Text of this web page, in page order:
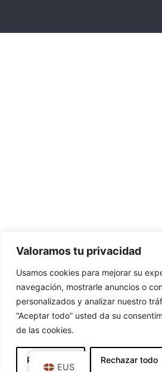
Valoramos tu privacidad
Usamos cookies para mejorar su
navegación, mostrarle anuncios o
personalizados y analizar nuestro
“Aceptar todo” usted da su
de las cookies.
Personalizar Rechazar todo
EUS